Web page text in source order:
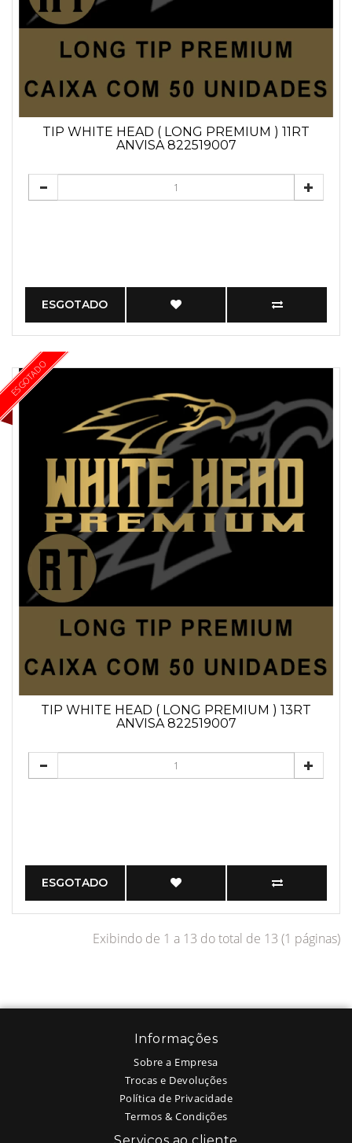
TIP WHITE HEAD ( LONG PREMIUM ) 11RT
ANVISA 822519007
ESGOTADO
ESGOTADO
TIP WHITE HEAD ( LONG PREMIUM ) 13RT
ANVISA 822519007
ESGOTADO
Exibindo de 1 a 13 do total de 13 (1 páginas)
Informações
Sobre a Empresa
Trocas e Devoluções
Política de Privacidade
Termos & Condições